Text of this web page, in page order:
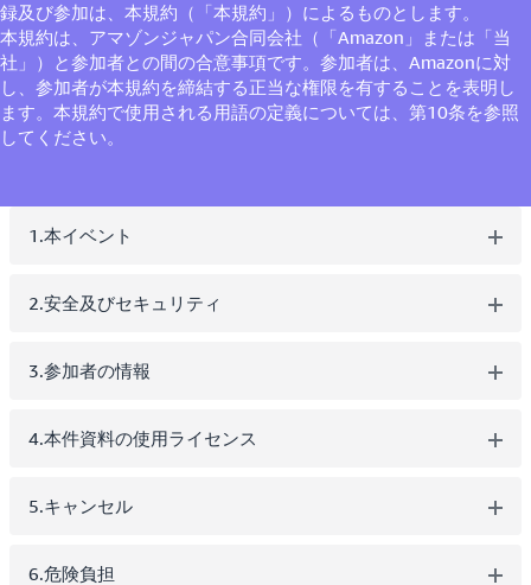
録及び参加は、本規約（「本規約」）によるものとします。
本規約は、アマゾンジャパン合同会社（「Amazon」または「当
社」）と参加者との間の合意事項です。参加者は、Amazonに対
し、参加者が本規約を締結する正当な権限を有することを表明し
ます。本規約で使用される用語の定義については、第10条を参照
してください。
1.本イベント
2.安全及びセキュリティ
3.参加者の情報
4.本件資料の使用ライセンス
5.キャンセル
6.危険負担